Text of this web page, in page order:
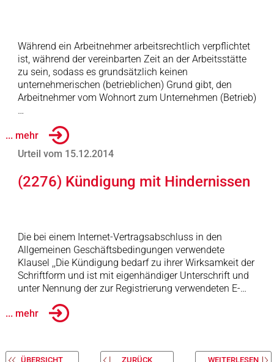
Während ein Arbeitnehmer arbeitsrechtlich verpflichtet
ist, während der vereinbarten Zeit an der Arbeitsstätte
zu sein, sodass es grundsätzlich keinen
unternehmerischen (betrieblichen) Grund gibt, den
Arbeitnehmer vom Wohnort zum Unternehmen (Betrieb)
…
... mehr
Urteil vom 15.12.2014
(2276) Kündigung mit Hindernissen
Die bei einem Internet-Vertragsabschluss in den
Allgemeinen Geschäftsbedingungen verwendete
Klausel ,,Die Kündigung bedarf zu ihrer Wirksamkeit der
Schriftform und ist mit eigenhändiger Unterschrift und
unter Nennung der zur Registrierung verwendeten E-…
... mehr
ÜBERSICHT ZURÜCK WEITERLESEN